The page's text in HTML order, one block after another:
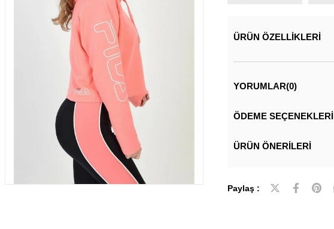
ÜRÜN ÖZELLIKLERI
YORUMLAR(0)
ÖDEME SEÇENEKLERI
ÜRÜN ÖNERILERI
Paylaş :